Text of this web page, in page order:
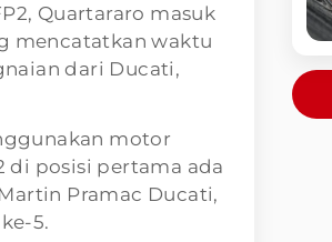
Quartararo masuk
mencatatkan waktu
dari Ducati,
motor
di posisi pertama ada
Pramac Ducati,
5.